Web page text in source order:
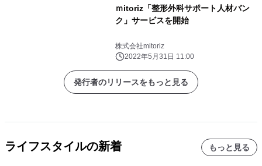
ｍitoriz「整形外科サポート人材バン
ク」サービスを開始
株式会社mitoriz
2022年5月31日 11:00
発行者のリリースをもっと見る
ライフスタイルの新着 もっと見る